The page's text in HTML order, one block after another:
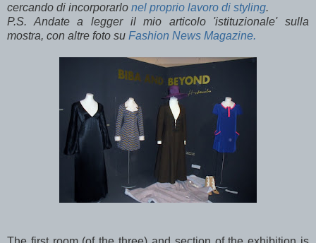
cercando di incorporarlo nel proprio lavoro di styling.
P.S. Andate a legger il mio articolo 'istituzionale' sulla
mostra, con altre foto su Fashion News Magazine.